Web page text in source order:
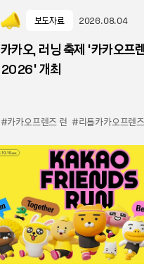
보도자료 2026.08.04
카카오, 러닝 축제 '카카오프
2026' 개최
#카카오프렌즈 런 #리틀카카오프렌즈